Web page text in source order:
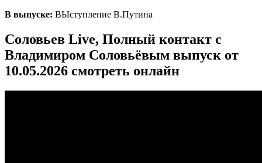
В выпуске: ВЫступление В.Путина
Соловьев Live, Полный контакт с
Владимиром Соловьёвым выпуск от
10.05.2026 смотреть онлайн